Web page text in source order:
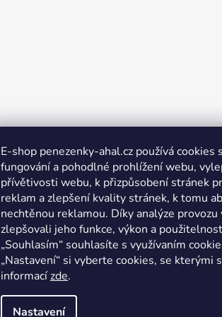
E-shop penezenky-ahal.cz používá cookies
fungování a pohodlné prohlížení webu,
přívětivosti webu, k přizpůsobení stránek
reklam a zlepšení kvality stránek, k tomu
nechtěnou reklamou. Díky analýze
zlepšovali jeho funkce, výkon a
„Souhlasím“ souhlasíte s využívaním
„Nastavení“ si vyberte cookies, se kterými
informacízde.
Nastavení